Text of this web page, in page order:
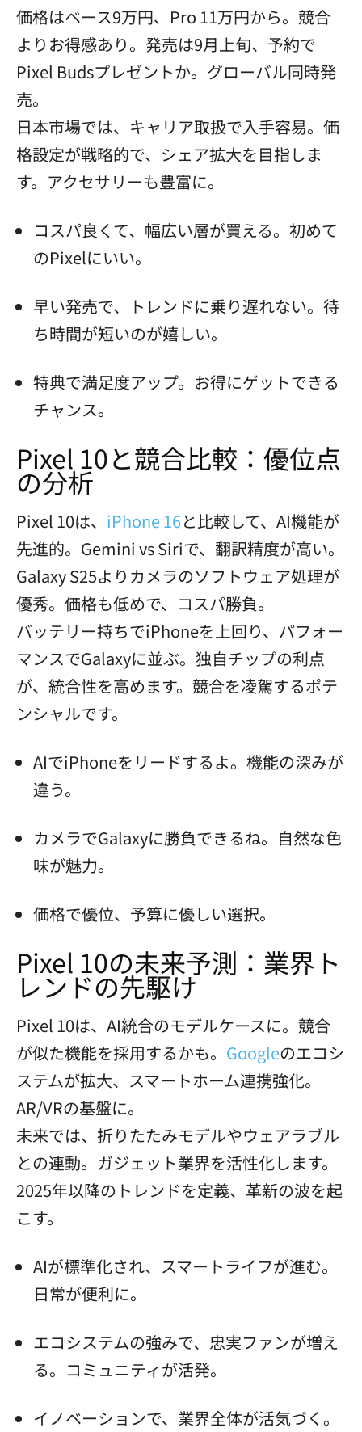
価格はベース9万円、Pro 11万円から。競合
よりお得感あり。発売は9月上旬、予約で
Pixel Budsプレゼントか。グローバル同時発
売。
日本市場では、キャリア取扱で入手容易。価
格設定が戦略的で、シェア拡大を目指しま
す。アクセサリーも豊富に。
コスパ良くて、幅広い層が買える。初めて
のPixelにいい。
早い発売で、トレンドに乗り遅れない。待
ち時間が短いのが嬉しい。
特典で満足度アップ。お得にゲットできる
チャンス。
Pixel 10と競合比較：優位点
の分析
Pixel 10は、 iPhone 16と比較して、AI機能が
先進的。Gemini vs Siriで、翻訳精度が高い。
Galaxy S25よりカメラのソフトウェア処理が
優秀。価格も低めで、コスパ勝負。
バッテリー持ちでiPhoneを上回り、パフォー
マンスでGalaxyに並ぶ。独自チップの利点
が、統合性を高めます。競合を凌駕するポテ
ンシャルです。
AIでiPhoneをリードするよ。機能の深みが
違う。
カメラでGalaxyに勝負できるね。自然な色
味が魅力。
価格で優位、予算に優しい選択。
Pixel 10の未来予測：業界ト
レンドの先駆け
Pixel 10は、AI統合のモデルケースに。競合
が似た機能を採用するかも。 Googleのエコシ
ステムが拡大、スマートホーム連携強化。
AR/VRの基盤に。
未来では、折りたたみモデルやウェアラブル
との連動。ガジェット業界を活性化します。
2025年以降のトレンドを定義、革新の波を起
こす。
AIが標準化され、スマートライフが進む。
日常が便利に。
エコシステムの強みで、忠実ファンが増え
る。コミュニティが活発。
イノベーションで、業界全体が活気づく。